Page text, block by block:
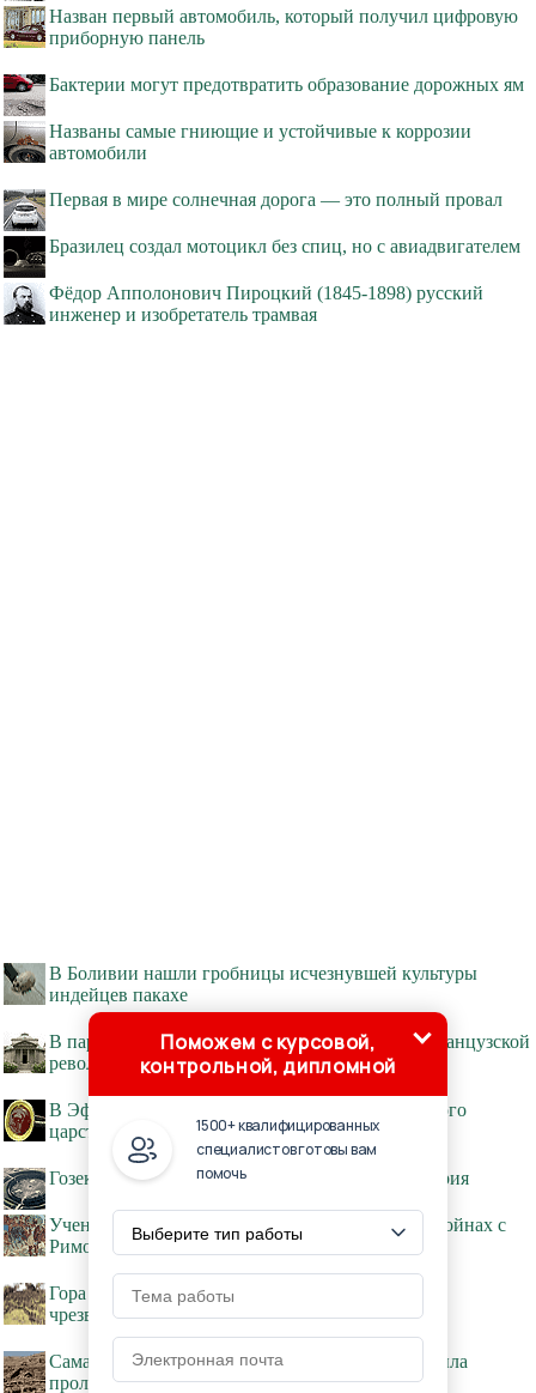
Назван первый автомобиль, который получил цифровую
приборную панель
Бактерии могут предотвратить образование дорожных ям
Названы самые гниющие и устойчивые к коррозии
автомобили
Первая в мире солнечная дорога — это полный провал
Бразилец создал мотоцикл без спиц, но с авиадвигателем
Фёдор Апполонович Пироцкий (1845-1898) русский
инженер и изобретатель трамвая
В Боливии нашли гробницы исчезнувшей культуры
индейцев пакахе
В парижской часовне найдены кости времен Французской
революции
В Эфиопии раскопали город древнего Аксумского
царства
Гозекский круг в Германии - древняя обсерватория
Ученые раскрыли секрет успехов Карфагена в войнах с
Римом
Гора в Индонезии скрывала очень большую и
чрезвычайно древнюю «пирамиду»
Самая древняя в мире городская канализация была
проложена около 11800 лет назад
Поможем с курсовой,
контрольной, дипломной
1500+ квалифицированных
специалистов готовы вам
помочь